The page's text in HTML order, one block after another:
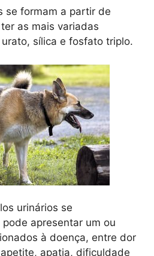
se formam a partir de
as mais variadas
sílica e fosfato triplo.
urinários se
apresentar um ou
à doença, entre dor
apatia, dificuldade